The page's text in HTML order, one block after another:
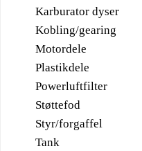
Karburator dyser
Kobling/gearing
Motordele
Plastikdele
Powerluftfilter
Støttefod
Styr/forgaffel
Tank